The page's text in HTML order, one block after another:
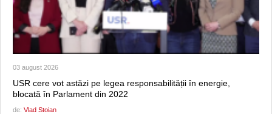
03 august 2026
USR cere vot astăzi pe legea responsabilității în energie,
blocată în Parlament din 2022
de: Vlad Stoian